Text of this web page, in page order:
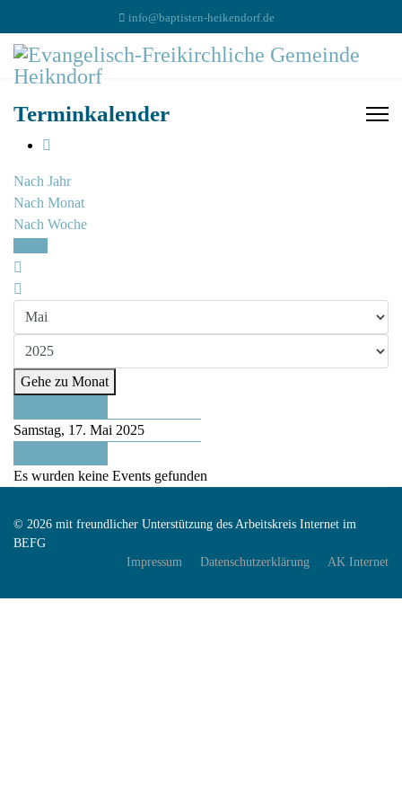
info@baptisten-heikendorf.de
Terminkalender
Nach Jahr
Nach Monat
Nach Woche
Gehe zu Monat
Samstag, 17. Mai 2025
Es wurden keine Events gefunden
© 2026 mit freundlicher Unterstützung des Arbeitskreis Internet im
BEFG
Impressum
Datenschutzerklärung AK Internet